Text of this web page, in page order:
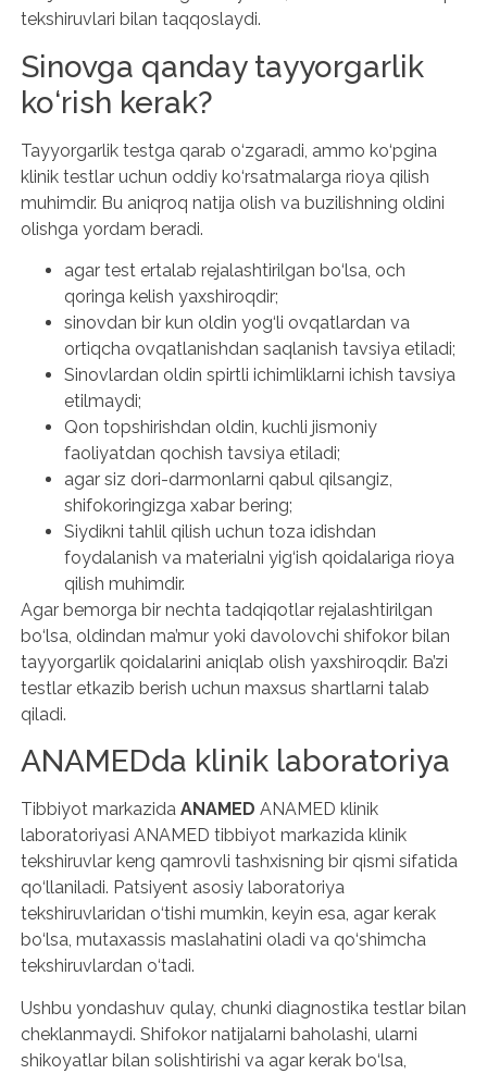
tekshiruvlari bilan taqqoslaydi.
Sinovga qanday tayyorgarlik
ko‘rish kerak?
Tayyorgarlik testga qarab o‘zgaradi, ammo ko‘pgina
klinik testlar uchun oddiy ko‘rsatmalarga rioya qilish
muhimdir. Bu aniqroq natija olish va buzilishning oldini
olishga yordam beradi.
agar test ertalab rejalashtirilgan bo‘lsa, och
qoringa kelish yaxshiroqdir;
sinovdan bir kun oldin yog‘li ovqatlardan va
ortiqcha ovqatlanishdan saqlanish tavsiya etiladi;
Sinovlardan oldin spirtli ichimliklarni ichish tavsiya
etilmaydi;
Qon topshirishdan oldin, kuchli jismoniy
faoliyatdan qochish tavsiya etiladi;
agar siz dori-darmonlarni qabul qilsangiz,
shifokoringizga xabar bering;
Siydikni tahlil qilish uchun toza idishdan
foydalanish va materialni yig‘ish qoidalariga rioya
qilish muhimdir.
Agar bemorga bir nechta tadqiqotlar rejalashtirilgan
bo‘lsa, oldindan ma’mur yoki davolovchi shifokor bilan
tayyorgarlik qoidalarini aniqlab olish yaxshiroqdir. Ba’zi
testlar etkazib berish uchun maxsus shartlarni talab
qiladi.
ANAMEDda klinik laboratoriya
Tibbiyot markazida ANAMED ANAMED klinik
laboratoriyasi ANAMED tibbiyot markazida klinik
tekshiruvlar keng qamrovli tashxisning bir qismi sifatida
qo‘llaniladi. Patsiyent asosiy laboratoriya
tekshiruvlaridan o‘tishi mumkin, keyin esa, agar kerak
bo‘lsa, mutaxassis maslahatini oladi va qo‘shimcha
tekshiruvlardan o‘tadi.
Ushbu yondashuv qulay, chunki diagnostika testlar bilan
cheklanmaydi. Shifokor natijalarni baholashi, ularni
shikoyatlar bilan solishtirishi va agar kerak bo‘lsa,